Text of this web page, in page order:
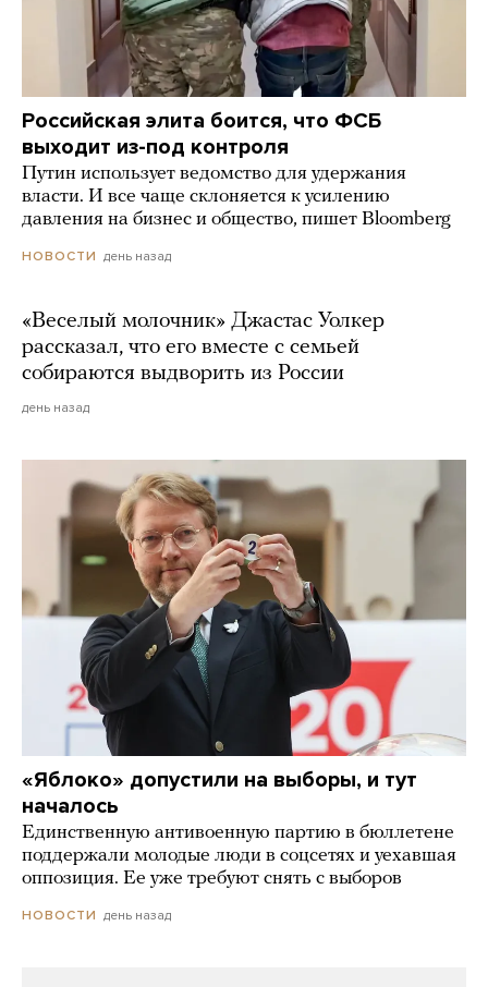
Российская элита боится, что ФСБ
выходит из-под контроля
Путин использует ведомство для удержания
власти. И все чаще склоняется к усилению
давления на бизнес и общество, пишет Bloomberg
НОВОСТИ день назад
«Веселый молочник» Джастас Уолкер
рассказал, что его вместе с семьей
собираются выдворить из России
день назад
«Яблоко» допустили на выборы, и тут
началось
Единственную антивоенную партию в бюллетене
поддержали молодые люди в соцсетях и уехавшая
оппозиция. Ее уже требуют снять с выборов
НОВОСТИ день назад